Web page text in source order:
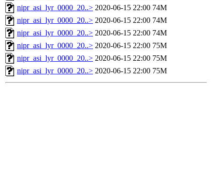
nipr_asi_lyr_0000_20..> 2020-06-15 22:00 74M
nipr_asi_lyr_0000_20..> 2020-06-15 22:00 74M
nipr_asi_lyr_0000_20..> 2020-06-15 22:00 74M
nipr_asi_lyr_0000_20..> 2020-06-15 22:00 75M
nipr_asi_lyr_0000_20..> 2020-06-15 22:00 75M
nipr_asi_lyr_0000_20..> 2020-06-15 22:00 75M